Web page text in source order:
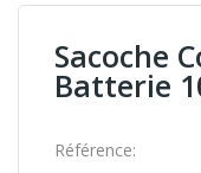
Sacoche
Batterie
Référence: